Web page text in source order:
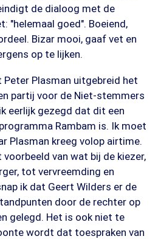
de dialoog met de
"helemaal goed". Boeiend,
Bizar mooi, gaaf vet en
op te lijken.
Peter Plasman uitgebreid het
partij voor de Niet-stemmers
eerlijk gezegd dat dit een
Rambam is. Ik moet
Plasman kreeg volop airtime.
van wat bij de kiezer,
tot vervreemding en
ik dat Geert Wilders er de
door de rechter op
gelegd. Het is ook niet te
wordt dat toespraken van